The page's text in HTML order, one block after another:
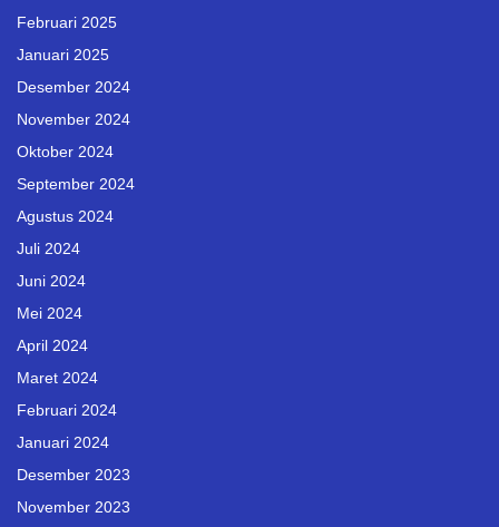
Februari 2025
Januari 2025
Desember 2024
November 2024
Oktober 2024
September 2024
Agustus 2024
Juli 2024
Juni 2024
Mei 2024
April 2024
Maret 2024
Februari 2024
Januari 2024
Desember 2023
November 2023